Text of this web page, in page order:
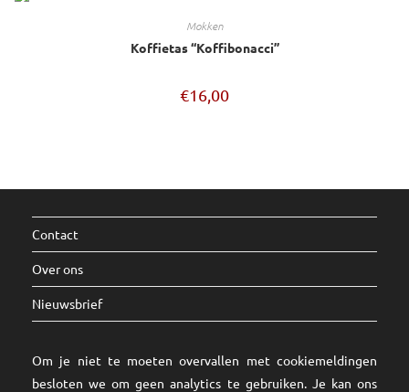
mokken
Koffietas “Koffibonacci”
€16,00
Contact
Over ons
Nieuwsbrief
Om je niet te moeten overvallen met cookiemeldingen
besloten we om geen analytics te gebruiken. Je kan ons